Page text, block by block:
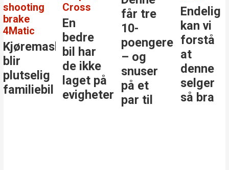
får tre
10-
poengere
– og
snuser
på et
Endelig
kan vi
forstå
at
denne
selger
så bra
Den
største
stjernen
i
klassen
er
årets
beste
bilkjøp